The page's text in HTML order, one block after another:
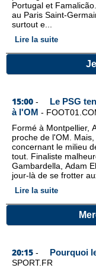
Portugal et
au Paris Saint-
surtout e...
Lire la suite
15:00 -
Le PSG
à l'OM -
Formé à Montpellier,
proche de l'OM.
concernant le milieu
tout. Finaliste
Gambardella, Adam
jour-là de se frotter
Lire la suite
20:15 - Pourquoi
SPORT.FR